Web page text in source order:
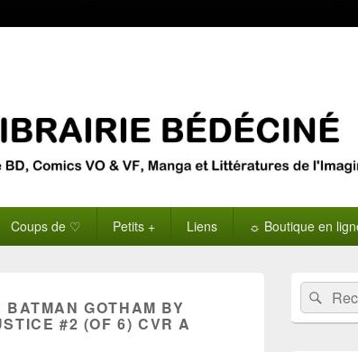
Coups de ♡ Petits + Liens ☼ Boutique en
BATMAN GOTHAM BY
#2 (OF 6) CVR A
Zone
principale
de
widget
Recherche